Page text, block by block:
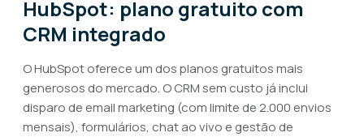
HubSpot: plano gratuito com
CRM integrado
O HubSpot oferece um dos planos gratuitos mais
generosos do mercado. O CRM sem custo já inclui
disparo de email marketing (com limite de 2.000 envios
mensais), formulários, chat ao vivo e gestão de